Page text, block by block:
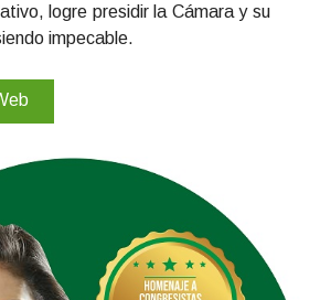
logre presidir la Cámara y su
impecable.